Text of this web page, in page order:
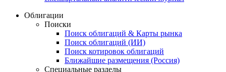
Облигации
Поиски
Поиск облигаций & Карты рынка
Поиск облигаций (ИИ)
Поиск котировок облигаций
Ближайшие размещения (Россия)
Специальные разделы